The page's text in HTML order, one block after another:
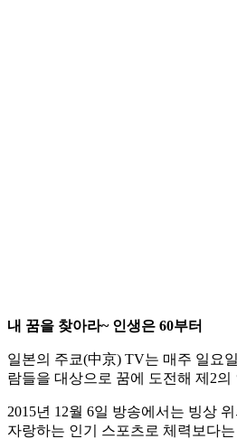
내 꿈을 찾아라~ 인생은 60부터
일본의 주쿄(中京) TV는 매주 일요
람들을 대상으로 꿈에 도전해 제2
2015년 12월 6일 방송에서는 빙상
자랑하는 인기 스포츠로 체력보다